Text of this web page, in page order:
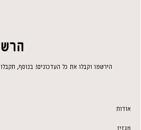
הירשמו וקבלו את כל העדכונים! בנוסף, תקבלו
אודות